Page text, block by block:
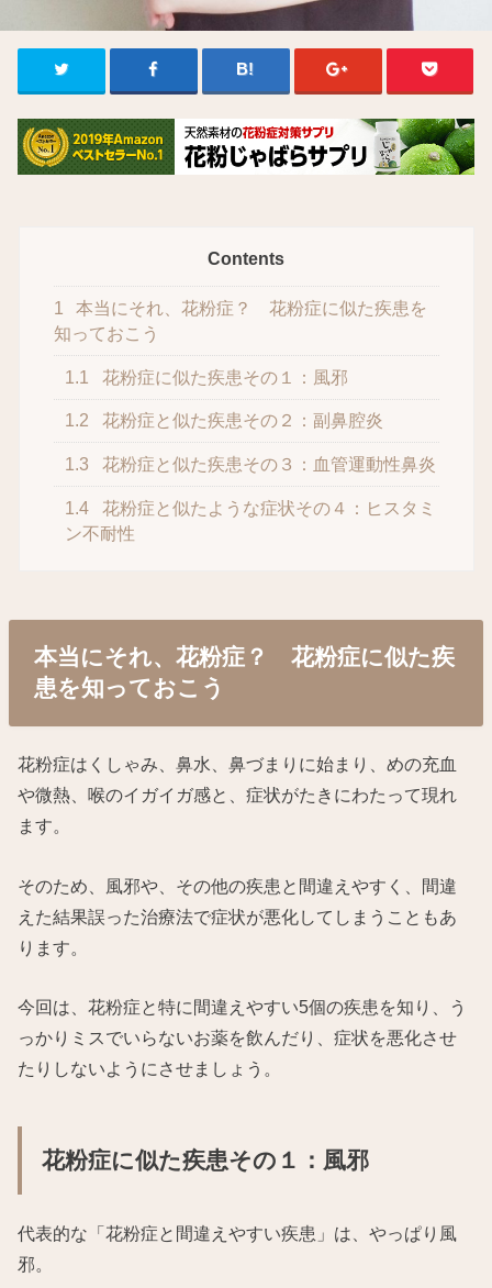
Contents
1
本当にそれ、花粉症？ 花粉症に似た疾患を
知っておこう
1.1 花粉症に似た疾患その１：風邪
1.2 花粉症と似た疾患その２：副鼻腔炎
1.3 花粉症と似た疾患その３：血管運動性鼻炎
1.4
花粉症と似たような症状その４：ヒスタミ
ン不耐性
本当にそれ、花粉症？ 花粉症に似た疾
患を知っておこう
花粉症はくしゃみ、鼻水、鼻づまりに始まり、めの充血
や微熱、喉のイガイガ感と、症状がたきにわたって現れ
ます。
そのため、風邪や、その他の疾患と間違えやすく、間違
えた結果誤った治療法で症状が悪化してしまうこともあ
ります。
今回は、花粉症と特に間違えやすい5個の疾患を知り、う
っかりミスでいらないお薬を飲んだり、症状を悪化させ
たりしないようにさせましょう。
花粉症に似た疾患その１：風邪
代表的な「花粉症と間違えやすい疾患」は、やっぱり風
邪。